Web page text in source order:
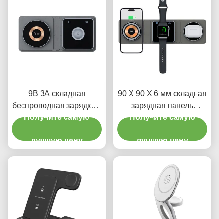
устройств
9В 3А складная
беспроводная зарядка 3
в 1 зарядное устройство
Получите самую
лучшую цену
90 X 90 X 6 мм складная
зарядная панель
высокая эффективность
многофункциональное
устройство 50 г
Получите самую
лучшую цену